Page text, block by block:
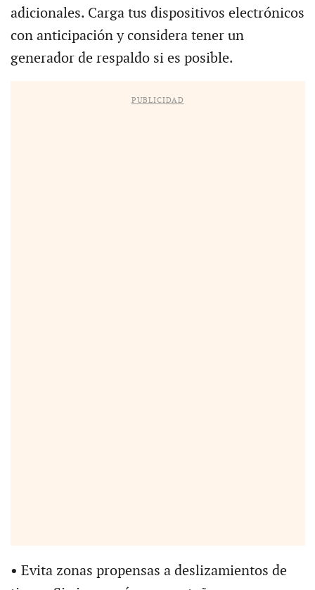
adicionales. Carga tus dispositivos electrónicos
con anticipación y considera tener un
generador de respaldo si es posible.
PUBLICIDAD
• Evita zonas propensas a deslizamientos de